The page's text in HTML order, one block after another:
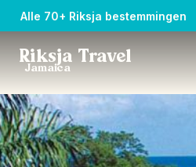
Alle 70+ Riksja bestemmingen
Riksja Travel
Jamaica